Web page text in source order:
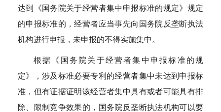
达到《国务院关于经营者集中申报标准的规定》规定
的申报标准的，经营者应当事先向国务院反垄断执法
机构进行申报，未申报的不得实施集中。
根据《国务院关于经营者集中申报标准的规
定》，涉及标准必要专利的经营者集中未达到申报标
准，但有证据证明该经营者集中具有或者可能具有排
除、限制竞争效果的，国务院反垄断执法机构可以要